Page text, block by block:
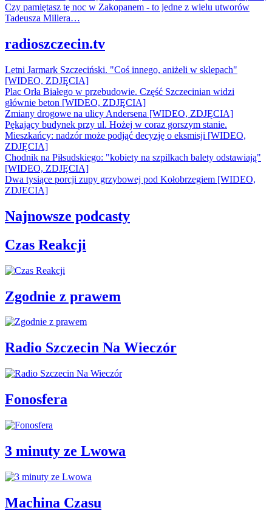
Czy pamiętasz tę noc w Zakopanem - to jedne z wielu utworów
Tadeusza Millera…
radioszczecin.tv
Letni Jarmark Szczeciński. "Coś innego, aniżeli w sklepach"
[WIDEO, ZDJĘCIA]
Plac Orła Białego w przebudowie. Część Szczecinian widzi
głównie beton [WIDEO, ZDJĘCIA]
Zmiany drogowe na ulicy Andersena [WIDEO, ZDJĘCIA]
Pękający budynek przy ul. Hożej w coraz gorszym stanie.
Mieszkańcy: nadzór może podjąć decyzję o eksmisji [WIDEO,
ZDJĘCIA]
Chodnik na Piłsudskiego: "kobiety na szpilkach balety odstawiają"
[WIDEO, ZDJĘCIA]
Dwa tysiące porcji zupy grzybowej pod Kołobrzegiem [WIDEO,
ZDJECIA]
Najnowsze podcasty
Czas Reakcji
Zgodnie z prawem
Radio Szczecin Na Wieczór
Fonosfera
3 minuty ze Lwowa
Machina Czasu